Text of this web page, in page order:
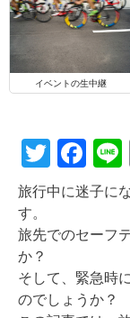
イベントの生中継
T
wi
er
F
a
e
b
o
旅行中に迷子に
す。
旅先でのセーフ
か？
そして、緊急時
のでしょうか？